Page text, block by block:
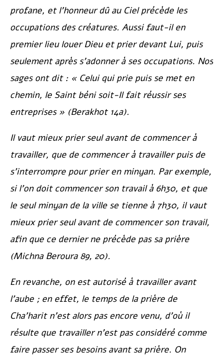
profane, et l’honneur dû au Ciel précède les
occupations des créatures. Aussi faut-il en
premier lieu louer Dieu et prier devant Lui, puis
seulement après s’adonner à ses occupations. Nos
sages ont dit : « Celui qui prie puis se met en
chemin, le Saint béni soit-Il fait réussir ses
entreprises » (Berakhot14a).
Il vaut mieux prier seul avant de commencer à
travailler, que de commencer à travailler puis de
s’interrompre pour prier en minyan. Par exemple,
si l’on doit commencer son travail à 6h30, et que
le seul minyan de la ville se tienne à 7h30, il vaut
mieux prier seul avant de commencer son travail,
afin que ce dernier ne précède pas sa prière
(Michna Beroura89, 20).
En revanche, on est autorisé à travailleravant
l’aube; en effet, le temps de la prière de
Cha’harit n’est alors pas encore venu, d’où il
résulte que travailler n’est pas considéré comme
faire passer ses besoins avant sa prière. On